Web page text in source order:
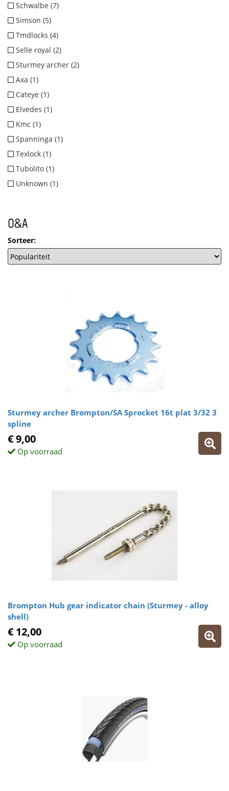
Schwalbe (7)
Simson (5)
Tmdlocks (4)
Selle royal (2)
Sturmey archer (2)
Axa (1)
Cateye (1)
Elvedes (1)
Kmc (1)
Spanninga (1)
Texlock (1)
Tubolito (1)
Unknown (1)
O&A
Sorteer:
Sturmey archer Brompton/SA Sprocket 16t plat 3/32 3
spline
€ 9,00
Op voorraad
Brompton Hub gear indicator chain (Sturmey - alloy
shell)
€ 12,00
Op voorraad